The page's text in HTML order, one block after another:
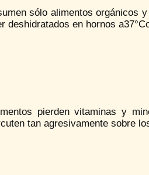
sólo alimentos orgánicos
deshidratados en hornos
pierden vitaminas y
tan agresivamente sobre